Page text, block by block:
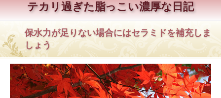
テカリ過ぎた脂っこい濃厚な日記
保水力が足りない場合にはセラミドを補充しま
しょう